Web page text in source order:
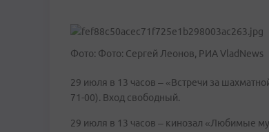
Фото: Фото: Сергей Леонов, РИА VladNews
29 июля в 13 часов – «Встречи за
71-00). Вход свободный.
29 июля в 13 часов – кинозал «Любимые